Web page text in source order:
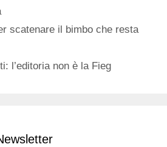
scatenare il bimbo che resta
l’editoria non è la Fieg